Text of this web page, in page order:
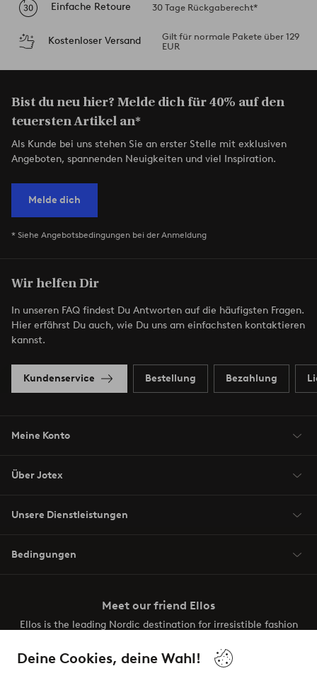
Deine Cookies, deine Wahl!
Einfache Retoure 30 Tage Rückgaberecht*
Kostenloser Versand
Gilt für normale Pakete über 129
EUR
Bist du neu hier? Melde dich für 40% auf den
teuersten Artikel an*
Als Kunde bei uns stehen Sie an erster Stelle mit exklusiven
Angeboten, spannenden Neuigkeiten und viel Inspiration.
Melde dich
* Siehe Angebotsbedingungen bei der Anmeldung
Wir helfen Dir
In unseren FAQ findest Du Antworten auf die häufigsten Fragen.
Hier erfährst Du auch, wie Du uns am einfachsten kontaktieren
kannst.
Kundenservice Bestellung Bezahlung
Meine Konto
Über Jotex
Unsere Dienstleistungen
Bedingungen
Meet our friend Ellos
Ellos is the leading Nordic destination for irresistible fashion
the latest trends, curated to make finding your next look
effortless. It’s all here.